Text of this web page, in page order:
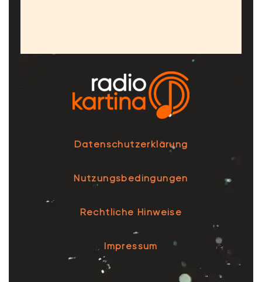
Datenschutzerklärung
Nutzungsbedingungen
Rechtliche Hinweise
Impressum